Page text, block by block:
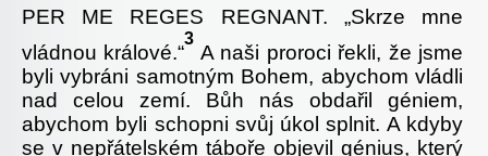
PER ME REGES REGNANT. „Skrze mne
vládnou králové.“
3
A naši proroci řekli, že jsme
byli vybráni samotným Bohem, abychom vládli
nad celou zemí. Bůh nás obdařil géniem,
abychom byli schopni svůj úkol splnit. A kdyby
se v nepřátelském táboře objevil génius, který